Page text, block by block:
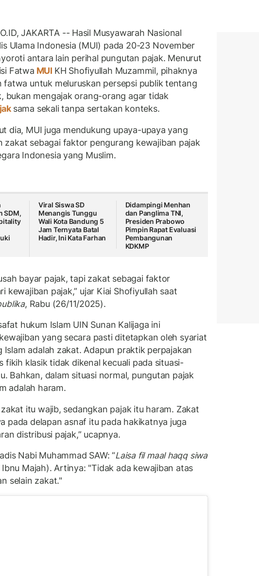
JAKARTA -- Hasil Musyawarah Nasional
Ulama Indonesia (MUI) pada 20-23 November
antara lain perihal pungutan pajak. Menurut
Fatwa MUI KH Shofiyullah Muzammil, pihaknya
fatwa untuk meluruskan persepsi publik tentang
bukan mengajak orang-orang agar tidak
sama sekali tanpa sertakan konteks.
dia, MUI juga mendukung upaya-upaya yang
zakat sebagai faktor pengurang kewajiban pajak
Indonesia yang Muslim.
SDM,
Viral Siswa SD
Menangis Tunggu
Wali Kota Bandung 5
Jam Ternyata Batal
Hadir, Ini Kata Farhan
Didampingi Menhan
dan Panglima TNI,
Presiden Prabowo
Pimpin Rapat Evaluasi
Pembangunan
KDKMP
bayar pajak, tapi zakat sebagai faktor
kewajiban pajak,” ujar Kiai Shofiyullah saat
, Rabu (26/11/2025).
hukum Islam UIN Sunan Kalijaga ini
yang secara pasti ditetapkan oleh syariat
Islam adalah zakat. Adapun praktik perpajakan
fikih klasik tidak dikenal kecuali pada situasi-
Bahkan, dalam situasi normal, pungutan pajak
adalah haram.
zakat itu wajib, sedangkan pajak itu haram. Zakat
pada delapan asnaf itu pada hakikatnya juga
distribusi pajak,” ucapnya.
Nabi Muhammad SAW: “Laisa fil maal haqq siwa
Ibnu Majah). Artinya: "Tidak ada kewajiban atas
selain zakat."